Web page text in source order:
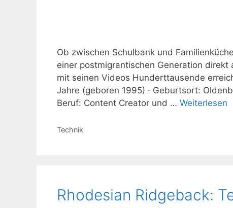
Ob zwischen Schulbank und
einer postmigrantischen Generation
mit seinen Videos Hunderttausende
Jahre (geboren 1995) · Geburtsort:
Beruf: Content Creator und … Weiterlesen
Kategorien
Technik
Rhodesian Ridgeback: